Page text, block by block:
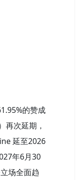
的赞成
再次延期，
延至2026
年6月30
场全面趋